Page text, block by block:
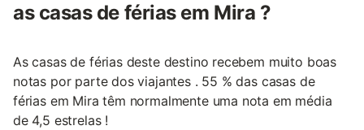
as casas de férias em Mira ?
As casas de férias deste destino recebem muito boas
notas por parte dos viajantes . 55 % das casas de
férias em Mira têm normalmente uma nota em média
de 4,5 estrelas !